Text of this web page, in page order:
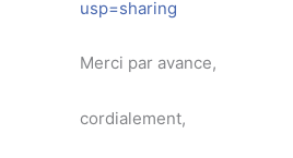
usp=sharing
Merci par avance,
cordialement,